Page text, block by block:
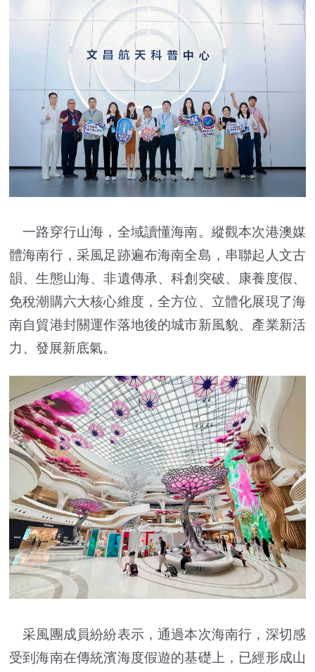
一路穿行山海，全域讀懂海南。縱觀本次港澳媒
體海南行，采風足跡遍布海南全島，串聯起人文古
韻、生態山海、非遺傳承、科創突破、康養度假、
免稅潮購六大核心維度，全方位、立體化展現了海
南自貿港封關運作落地後的城市新風貌、產業新活
力、發展新底氣。
采風團成員紛紛表示，通過本次海南行，深切感
受到海南在傳統濱海度假遊的基礎上，已經形成山